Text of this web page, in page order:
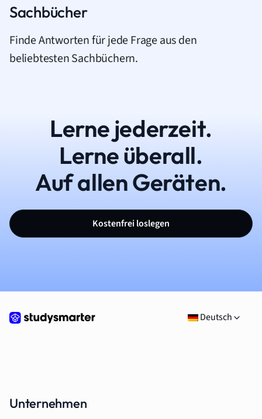
Sachbücher
Finde Antworten für jede Frage aus den
beliebtesten Sachbüchern.
Lerne jederzeit.
Lerne überall.
Auf allen Geräten.
Kostenfrei loslegen
Deutsch
Unternehmen